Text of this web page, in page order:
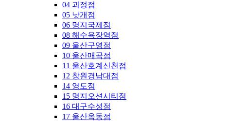
04 괴정점
05 낫개점
06 명지국제점
08 해수욕장역점
09 울산구영점
10 울산매곡점
11 울산호계신천점
12 창원경남대점
14 영도점
15 명지오션시티점
16 대구수성점
17 울산옥동점